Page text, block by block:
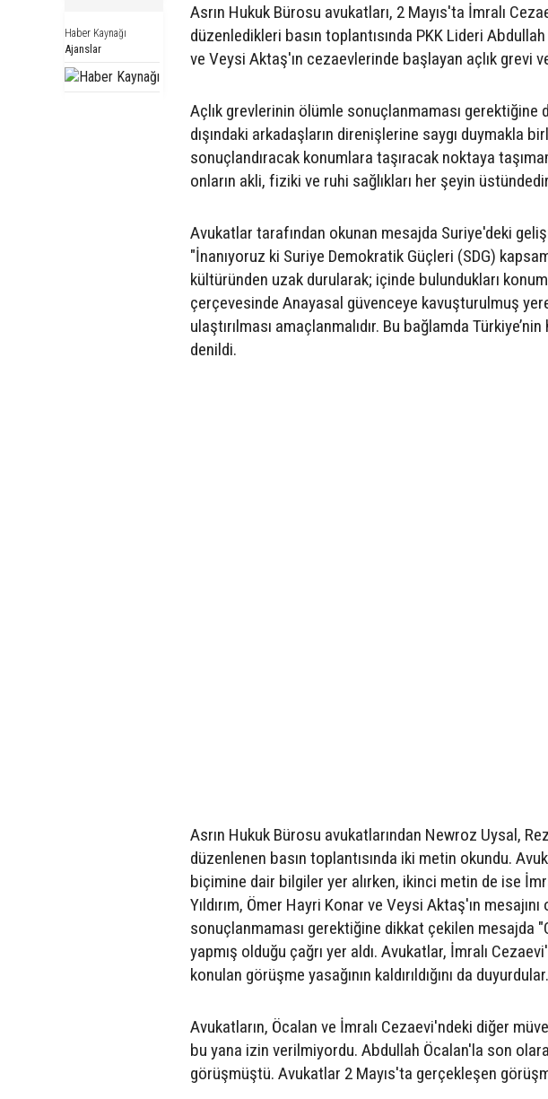
Haber Kaynağı
Ajanslar
Asrın Hukuk Bürosu avukatları, 2 Mayıs'ta İmralı
düzenledikleri basın toplantısında PKK Lideri
ve Veysi Aktaş'ın cezaevlerinde başlayan açlık grevi
Açlık grevlerinin ölümle sonuçlanmaması
dışındaki arkadaşların direnişlerine saygı duymakla
sonuçlandıracak konumlara taşıracak noktaya
onların akli, fiziki ve ruhi sağlıkları her şeyin
Avukatlar tarafından okunan mesajda Suriye'deki
"İnanıyoruz ki Suriye Demokratik Güçleri (SDG)
kültüründen uzak durularak; içinde bulundukları
çerçevesinde Anayasal güvenceye kavuşturulmuş
ulaştırılması amaçlanmalıdır. Bu bağlamda
denildi.
Asrın Hukuk Bürosu avukatlarından Newroz Uysal,
düzenlenen basın toplantısında iki metin okundu.
biçimine dair bilgiler yer alırken, ikinci metin de ise
Yıldırım, Ömer Hayri Konar ve Veysi Aktaş'ın
sonuçlanmaması gerektiğine dikkat çekilen mesajda
yapmış olduğu çağrı yer aldı. Avukatlar, İmralı
konulan görüşme yasağının kaldırıldığını da duyurdular.
Avukatların, Öcalan ve İmralı Cezaevi'ndeki diğer
bu yana izin verilmiyordu. Abdullah Öcalan'la son
görüşmüştü. Avukatlar 2 Mayıs'ta gerçekleşen